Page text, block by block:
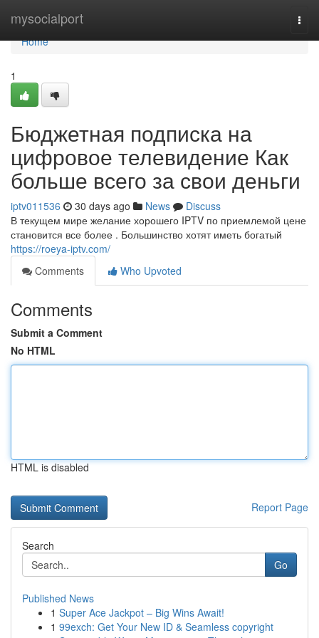
mysocialport
Home
Home
1
Бюджетная подписка на
цифровое телевидение Как
больше всего за свои деньги
iptv011536 30 days ago News
Discuss
В текущем мире желание хорошего IPTV по приемлемой цене
становится все более . Большинство хотят иметь богатый
https://roeya-iptv.com/
Comments
Who Upvoted
Comments
Submit a Comment
No HTML
HTML is disabled
Report Page
Search
Go
Published News
1 Super Ace Jackpot – Big Wins Await!
1 99exch: Get Your New ID & Seamless copyright